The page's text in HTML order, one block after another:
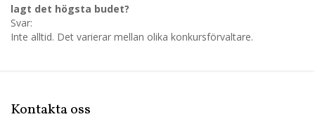
lagt det högsta budet?
Svar:
Inte alltid. Det varierar mellan olika konkursförvaltare.
Kontakta oss